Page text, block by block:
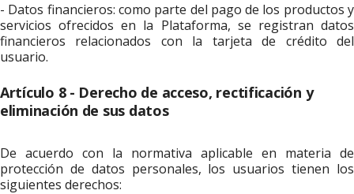
- Datos financieros: como parte del pago de los productos y
servicios ofrecidos en la Plataforma, se registran datos
financieros relacionados con la tarjeta de crédito del
usuario.
Artículo 8 - Derecho de acceso, rectificación y
eliminación de sus datos
De acuerdo con la normativa aplicable en materia de
protección de datos personales, los usuarios tienen los
siguientes derechos: